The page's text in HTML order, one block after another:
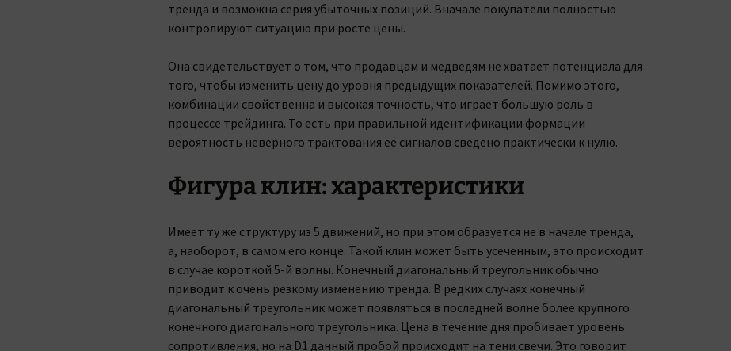
тренда и возможна серия убыточных позиций. Вначале покупатели полностью
контролируют ситуацию при росте цены.
Она свидетельствует о том, что продавцам и медведям не хватает потенциала для
того, чтобы изменить цену до уровня предыдущих показателей. Помимо этого,
комбинации свойственна и высокая точность, что играет большую роль в
процессе трейдинга. То есть при правильной идентификации формации
вероятность неверного трактования ее сигналов сведено практически к нулю.
Фигура клин: характеристики
Имеет ту же структуру из 5 движений, но при этом образуется не в начале тренда,
а, наоборот, в самом его конце. Такой клин может быть усеченным, это происходит
в случае короткой 5-й волны. Конечный диагональный треугольник обычно
приводит к очень резкому изменению тренда. В редких случаях конечный
диагональный треугольник может появляться в последней волне более крупного
конечного диагонального треугольника. Цена в течение дня пробивает уровень
сопротивления, но на D1 данный пробой происходит на тени свечи. Это говорит